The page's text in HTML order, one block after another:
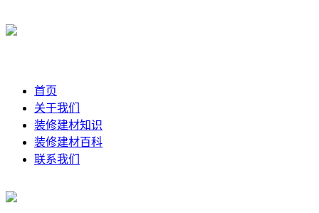
首页
关于我们
装修建材知识
装修建材百科
联系我们